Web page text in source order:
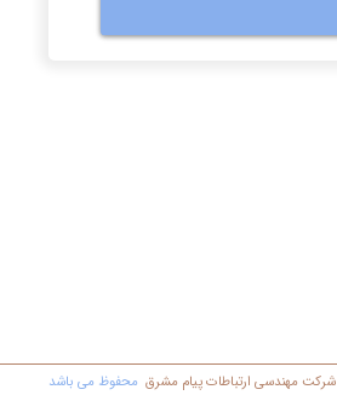
شرکت مهندسي ارتباطات پیام مشرق محفوظ مي باشد